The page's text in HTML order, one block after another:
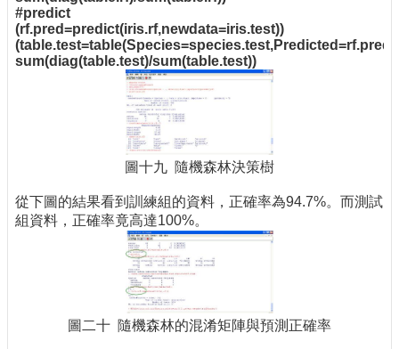
#predict
(rf.pred=predict(iris.rf,newdata=iris.test))
(table.test=table(Species=species.test,Predicted=rf.pred))
sum(diag(table.test)/sum(table.test))
圖十九 隨機森林決策樹
從下圖的結果看到訓練組的資料，正確率為94.7%。而測試
組資料，正確率竟高達100%。
圖二十 隨機森林的混淆矩陣與預測正確率